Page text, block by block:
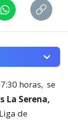
horas, se
La Serena,
de